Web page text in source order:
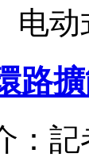
电
路
：